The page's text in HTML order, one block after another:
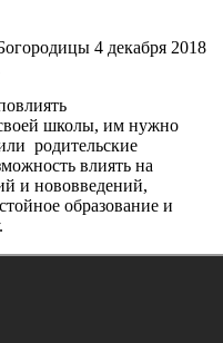
4 декабря 2018
своей школы, им нужно
родительские
влиять на
и нововведений,
образование и